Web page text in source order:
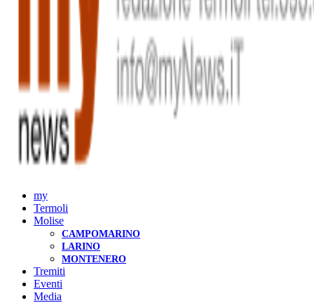
my
Termoli
Molise
CAMPOMARINO
LARINO
MONTENERO
Tremiti
Eventi
Media